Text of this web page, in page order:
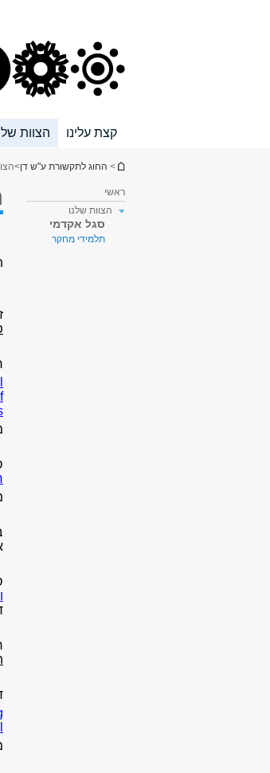
קצת עלינו הצוות
הינך נמצא כאן
> החוג לתקשורת ע"ש דן>
ראשי
הצוות שלנו
סגל אקדמי
תלמידי מחקר